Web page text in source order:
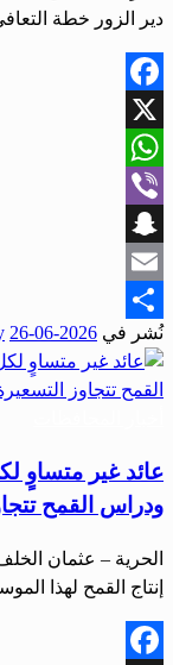
دير الزور خطة
Facebook
X
WhatsApp
Viber
Snapchat
Email
Share
نُشر في 2026-06-26
عائد غير متساوٍ
ودراس القمح
الحرية – عثمان
إنتاج القمح لهذا